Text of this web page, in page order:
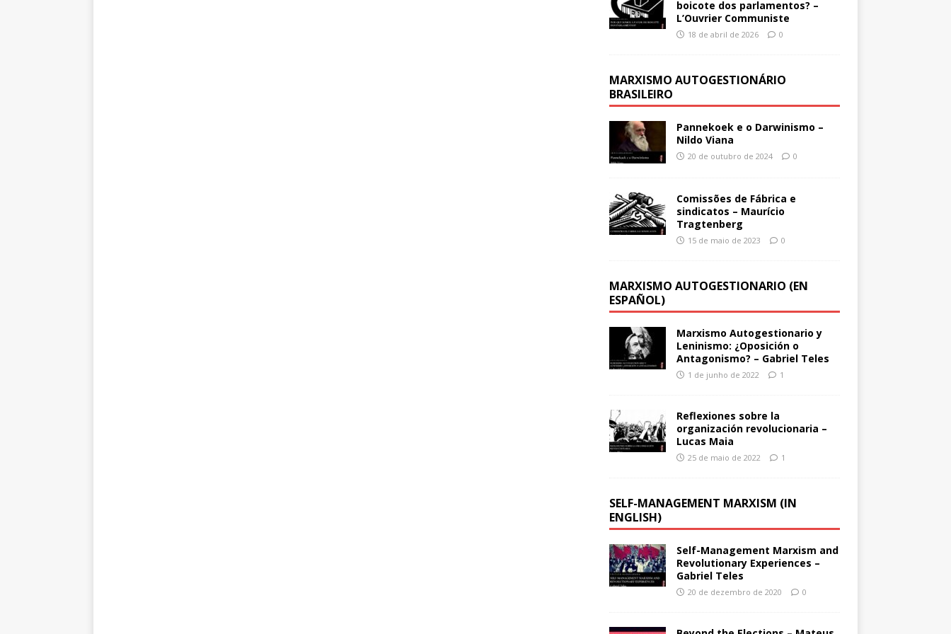
boicote dos parlamentos? –
L’Ouvrier Communiste
18 de abril de 2026 0
MARXISMO AUTOGESTIONÁRIO
BRASILEIRO
Pannekoek e o Darwinismo –
Nildo Viana
20 de outubro de 2024 0
Comissões de Fábrica e
sindicatos – Maurício
Tragtenberg
15 de maio de 2023 0
MARXISMO AUTOGESTIONARIO (EN
ESPAÑOL)
Marxismo Autogestionario y
Leninismo: ¿Oposición o
Antagonismo? – Gabriel Teles
1 de junho de 2022 1
Reflexiones sobre la
organización revolucionaria –
Lucas Maia
25 de maio de 2022 1
SELF-MANAGEMENT MARXISM (IN
ENGLISH)
Self-Management Marxism and
Revolutionary Experiences –
Gabriel Teles
20 de dezembro de 2020 0